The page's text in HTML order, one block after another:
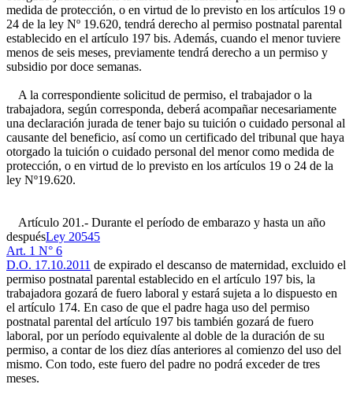
medida de protección, o en virtud de lo previsto en los artículos 19 o
24 de la ley Nº 19.620, tendrá derecho al permiso postnatal parental
establecido en el artículo 197 bis. Además, cuando el menor tuviere
menos de seis meses, previamente tendrá derecho a un permiso y
subsidio por doce semanas.
A la correspondiente solicitud de permiso, el trabajador o la
trabajadora, según corresponda, deberá acompañar necesariamente
una declaración jurada de tener bajo su tuición o cuidado personal al
causante del beneficio, así como un certificado del tribunal que haya
otorgado la tuición o cuidado personal del menor como medida de
protección, o en virtud de lo previsto en los artículos 19 o 24 de la
ley Nº19.620.
Artículo 201.- Durante el período de embarazo y hasta un año
despuésLey 20545
Art. 1 N° 6
D.O. 17.10.2011 de expirado el descanso de maternidad, excluido el
permiso postnatal parental establecido en el artículo 197 bis, la
trabajadora gozará de fuero laboral y estará sujeta a lo dispuesto en
el artículo 174. En caso de que el padre haga uso del permiso
postnatal parental del artículo 197 bis también gozará de fuero
laboral, por un período equivalente al doble de la duración de su
permiso, a contar de los diez días anteriores al comienzo del uso del
mismo. Con todo, este fuero del padre no podrá exceder de tres
meses.